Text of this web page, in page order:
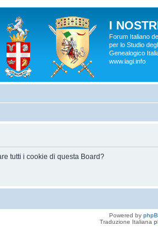
I
Forum Italiano
per lo Studio
Genealogico
www.iagi.info
tutti i cookie di questa Board?
Powered by
Traduzione Italiana